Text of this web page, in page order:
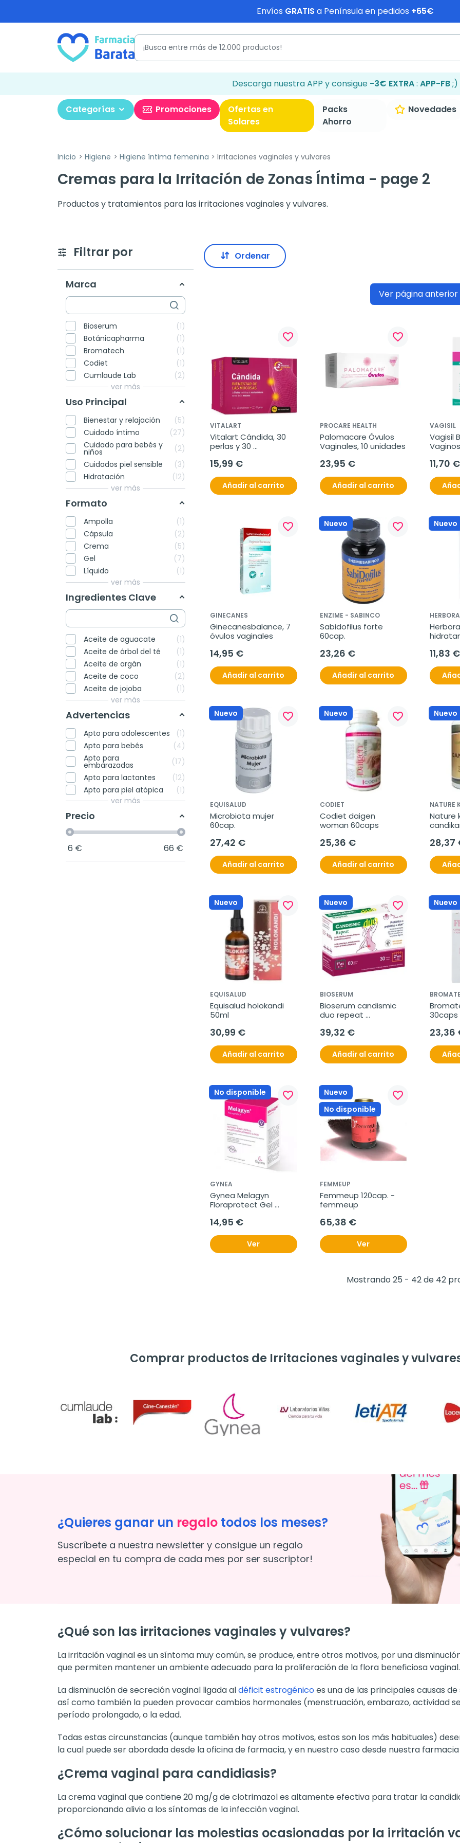
Envíos GRATIS a Península en pedidos +65€
Descarga nuestra APP y consigue -3€ EXTRA: APP-FB;)
Categorías Promociones
Ofertas en
Solares
Packs
Ahorro
Novedades
Inicio Higiene Higiene íntima femenina Irritaciones vaginales y vulvares
Cremas para la Irritación de Zonas Íntima - page 2
Productos y tratamientos para las irritaciones vaginales y vulvares.
Filtrar por
Marca
Bioserum
1
Botánicapharma
1
Bromatech
1
Codiet
1
Cumlaude Lab
2
ver más
Uso Principal
Bienestar y relajación
5
Cuidado íntimo
27
Cuidado para bebés y
niños
2
Cuidados piel sensible
3
Hidratación
12
ver más
Formato
Ampolla
1
Cápsula
2
Crema
5
Gel
7
Líquido
1
ver más
Ingredientes Clave
Aceite de aguacate
1
Aceite de árbol del té
1
Aceite de argán
1
Aceite de coco
2
Aceite de jojoba
1
ver más
Advertencias
Apto para adolescentes
1
Apto para bebés
4
Apto para
embarazadas
17
Apto para lactantes
12
Apto para piel atópica
1
ver más
Precio
6 € 66 €
Ordenar
Ver página anterior
favorite_border
VITALART
Vitalart Cándida, 30
perlas y 30
15,99 €
Añadir al carrito
favorite_border
PROCARE HEALTH
Palomacare Óvulos
Vaginales, 10 unidades
23,95 €
Añadir al carrito
VAGISIL
Vagisil
11,70 €
favorite_border
GINECANES
Ginecanesbalance, 7
óvulos vaginales
14,95 €
Añadir al carrito
Nuevo favorite_border
ENZIME - SABINCO
Sabidofilus forte
60cap.
23,26 €
Añadir al carrito
Nuevo
HERBORA
11,83 €
Nuevo favorite_border
EQUISALUD
Microbiota mujer
60cap.
27,42 €
Añadir al carrito
Nuevo favorite_border
CODIET
Codiet daigen
woman 60caps
25,36 €
Añadir al carrito
Nuevo
NATURE
Nature
28,37
Nuevo favorite_border
EQUISALUD
Equisalud holokandi
50ml
30,99 €
Añadir al carrito
Nuevo favorite_border
BIOSERUM
Bioserum candismic
duo repeat
39,32 €
Añadir al carrito
Nuevo
30caps
23,36
No disponible favorite_border
GYNEA
Gynea Melagyn
Floraprotect Gel
x 5ml
14,95 €
Ver
Nuevo
No disponible
favorite_border
FEMMEUP
Femmeup 120cap. -
femmeup
65,38 €
Ver
Mostrando 25 - 42 de 42
Comprar productos de Irritaciones vaginales y
¿Quieres ganar un regalo todos los meses?
Suscríbete a nuestra newsletter y consigue un regalo
especial en tu compra de cada mes por ser suscriptor!
¿Qué son las irritaciones vaginales y vulvares?
La irritación vaginal es un síntoma muy común, se produce, entre otros motivos, por una
que permiten mantener un ambiente adecuado para la proliferación de la flora beneficiosa vaginal.
La disminución de secreción vaginal ligada aldéficit estrogénicoes una de las principales causas
así como también la pueden provocar cambios hormonales (menstruación, embarazo, actividad
período prolongado, o la edad.
Todas estas circunstancias (aunque también hay otros motivos, estos son los más habituales)
la cual puede ser abordada desde la oficina de farmacia, y en nuestro caso desde nuestra
¿Crema vaginal para candidiasis?
La crema vaginal que contiene 20 mg/g de clotrimazol es altamente efectiva para tratar la
proporcionando alivio a los síntomas de la infección vaginal.
¿Cómo solucionar las molestias ocasionadas por la irritación